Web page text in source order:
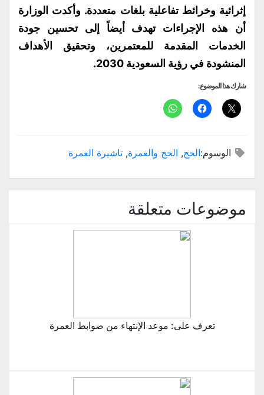
إثرائية وخرائط تفاعلية بلغات متعددة. وأكدت الوزارة
أن هذه الإجراءات تهدف أيضاً إلى تحسين جودة
الخدمات المقدمة للمعتمرين، وتحقيق الأهداف
المنشودة في رؤية السعودية 2030.
شارك هذا الموضوع:
الوسوم:الحج, الحج والعمرة, تاشيرة العمرة
موضوعات متعلقة
تعرف على: موعد الإنتهاء من ضوابط العمرة